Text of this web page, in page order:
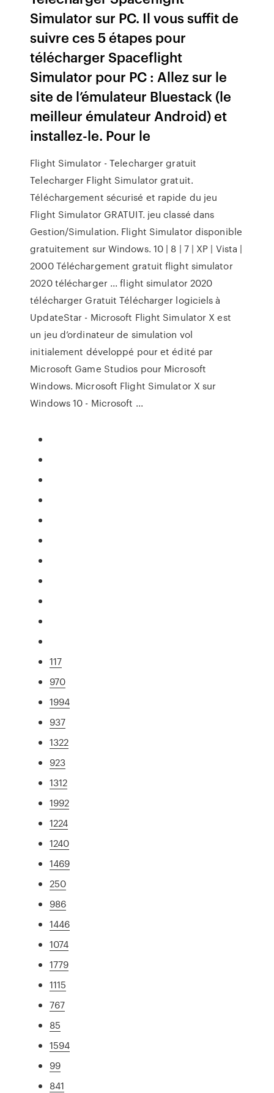
Simulator sur PC. Il vous suffit de
suivre ces 5 étapes pour
télécharger Spaceflight
Simulator pour PC : Allez sur le
site de l’émulateur Bluestack (le
meilleur émulateur Android) et
installez-le. Pour le
Flight Simulator - Telecharger gratuit
Telecharger Flight Simulator gratuit.
Téléchargement sécurisé et rapide du jeu
Flight Simulator GRATUIT. jeu classé dans
Gestion/Simulation. Flight Simulator disponible
gratuitement sur Windows. 10 | 8 | 7 | XP | Vista |
2000 Téléchargement gratuit flight simulator
2020 télécharger ... flight simulator 2020
télécharger Gratuit Télécharger logiciels à
UpdateStar - Microsoft Flight Simulator X est
un jeu d’ordinateur de simulation vol
initialement développé pour et édité par
Microsoft Game Studios pour Microsoft
Windows. Microsoft Flight Simulator X sur
Windows 10 - Microsoft ...
117
970
1994
937
1322
923
1312
1992
1224
1240
1469
250
986
1446
1074
1779
1115
767
85
1594
99
841